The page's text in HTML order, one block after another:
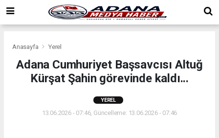
Anasayfa Yerel
Adana Cumhuriyet Başsavcısı Altuğ
Kürşat Şahin görevinde kaldı...
YEREL
13.06.2026 - 07:46, Güncelleme: 13.06.2026 - 07:46